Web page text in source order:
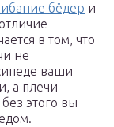
бёдер и
в том, что
не
ваши
а плечи
этого вы